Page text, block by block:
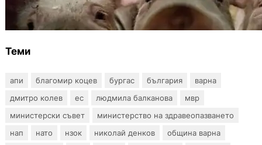
чума по свинете в стопанство край Варна
Теми
апи благомир коцев бургас българия
варна
дмитро колев
ес людмила балканова
мвр
министерски съвет
министерство на здравеопазването
нап
нато нзок николай денков
община варна